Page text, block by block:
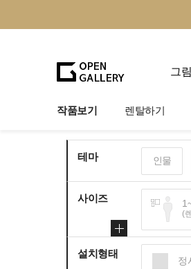
그
작품보기 렌탈하기
그림렌탈
법인상담
기프트카드
테마 인물
사이즈
(
(
설치형태
정